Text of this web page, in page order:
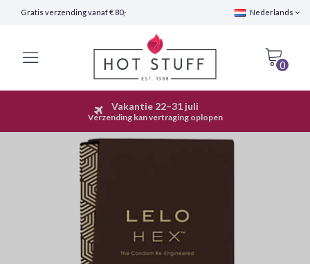
Gratis verzending vanaf € 80,- Nederlands
0
Snelle Verzending (24 uur)
Vakantie 22–31 juli
Verzending kan vertraging oplopen